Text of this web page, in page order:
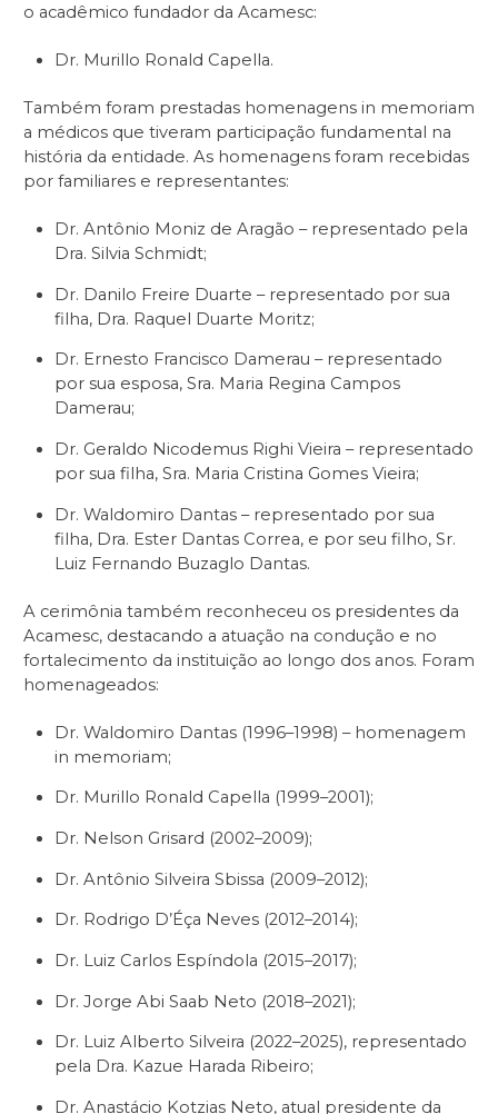
o acadêmico fundador da Acamesc:
Dr. Murillo Ronald Capella.
Também foram prestadas homenagens in memoriam
a médicos que tiveram participação fundamental na
história da entidade. As homenagens foram recebidas
por familiares e representantes:
Dr. Antônio Moniz de Aragão – representado pela
Dra. Silvia Schmidt;
Dr. Danilo Freire Duarte – representado por sua
filha, Dra. Raquel Duarte Moritz;
Dr. Ernesto Francisco Damerau – representado
por sua esposa, Sra. Maria Regina Campos
Damerau;
Dr. Geraldo Nicodemus Righi Vieira – representado
por sua filha, Sra. Maria Cristina Gomes Vieira;
Dr. Waldomiro Dantas – representado por sua
filha, Dra. Ester Dantas Correa, e por seu filho, Sr.
Luiz Fernando Buzaglo Dantas.
A cerimônia também reconheceu os presidentes da
Acamesc, destacando a atuação na condução e no
fortalecimento da instituição ao longo dos anos. Foram
homenageados:
Dr. Waldomiro Dantas (1996–1998) – homenagem
in memoriam;
Dr. Murillo Ronald Capella (1999–2001);
Dr. Nelson Grisard (2002–2009);
Dr. Antônio Silveira Sbissa (2009–2012);
Dr. Rodrigo D’Éça Neves (2012–2014);
Dr. Luiz Carlos Espíndola (2015–2017);
Dr. Jorge Abi Saab Neto (2018–2021);
Dr. Luiz Alberto Silveira (2022–2025), representado
pela Dra. Kazue Harada Ribeiro;
Dr. Anastácio Kotzias Neto, atual presidente da